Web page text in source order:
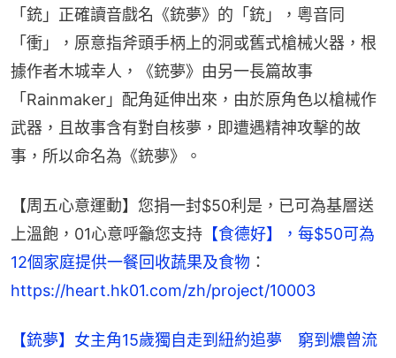
「銃」正確讀音戲名《銃夢》的「銃」，粵音同
「衝」，原意指斧頭手柄上的洞或舊式槍械火器，根
據作者木城幸人，《銃夢》由另一長篇故事
「Rainmaker」配角延伸出來，由於原角色以槍械作
武器，且故事含有對自核夢，即遭遇精神攻擊的故
事，所以命名為《銃夢》。
【周五心意運動】您捐一封$50利是，已可為基層送
上溫飽，01心意呼籲您支持 【食德好】，每$50可為
12個家庭提供一餐回收蔬果及食物 ：
https://heart.hk01.com/zh/project/10003
【銃夢】女主角15歲獨自走到紐約追夢 窮到燶曾流